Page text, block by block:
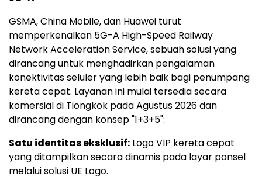
GSMA, China Mobile, dan Huawei turut
memperkenalkan 5G-A High-Speed Railway
Network Acceleration Service, sebuah solusi yang
dirancang untuk menghadirkan pengalaman
konektivitas seluler yang lebih baik bagi penumpang
kereta cepat. Layanan ini mulai tersedia secara
komersial di Tiongkok pada Agustus 2026 dan
dirancang dengan konsep "1+3+5":
Satu identitas eksklusif: Logo VIP kereta cepat
yang ditampilkan secara dinamis pada layar ponsel
melalui solusi UE Logo.